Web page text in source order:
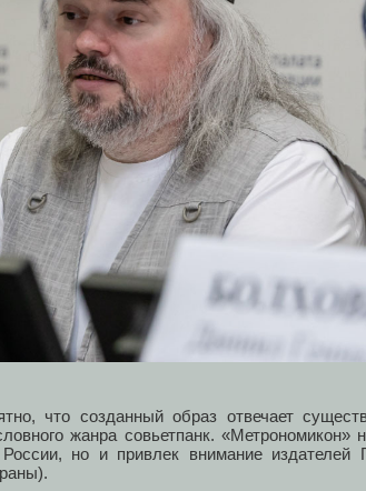
что созданный образ отвечает
жанра совьетпанк. «Метрономикон»
но и привлек внимание издателей